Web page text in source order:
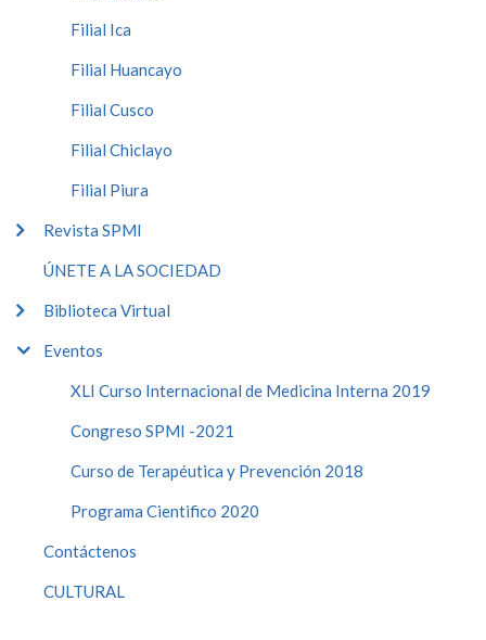
Filial Ica
Filial Huancayo
Filial Cusco
Filial Chiclayo
Filial Piura
Revista SPMI
ÚNETE A LA SOCIEDAD
Biblioteca Virtual
Eventos
XLI Curso Internacional de Medicina Interna 2019
Congreso SPMI -2021
Curso de Terapéutica y Prevención 2018
Programa Cientifico 2020
Contáctenos
CULTURAL